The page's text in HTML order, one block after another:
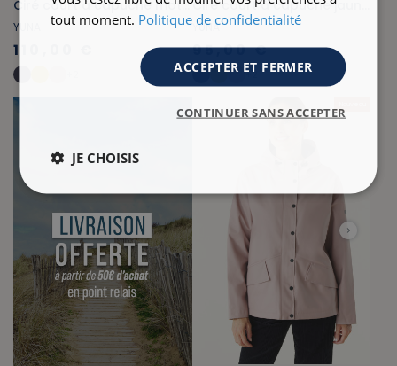
Ciré court à capuche motifs farandole marine doublé coton
YUNA
110,00 €
YUNA
95,00 €
+ 2
tout moment. Politique de confidentialité
ACCEPTER ET FERMER
CONTINUER SANS ACCEPTER
JE CHOISIS